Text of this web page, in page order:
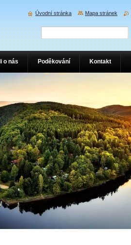
o nás Poděkování Kontakt
Úvodní stránka Mapa stránek